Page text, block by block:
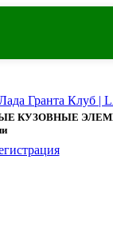
Гранта Клуб |
КУЗОВНЫЕ